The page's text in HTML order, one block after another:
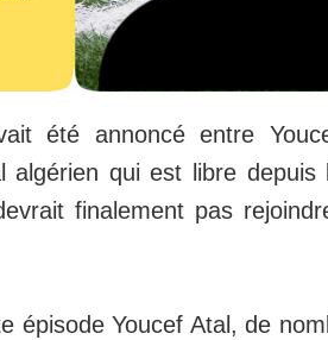
été annoncé entre
algérien qui est libre
finalement pas
épisode Youcef Atal, de